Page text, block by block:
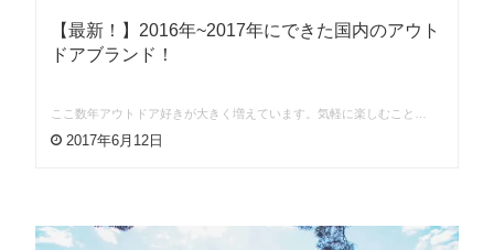
【最新！】2016年~2017年にできた国内のアウト
ドアブランド！
ここ数年アウトドア好きが大きく増えています。気軽に楽しむこと…
2017年6月12日